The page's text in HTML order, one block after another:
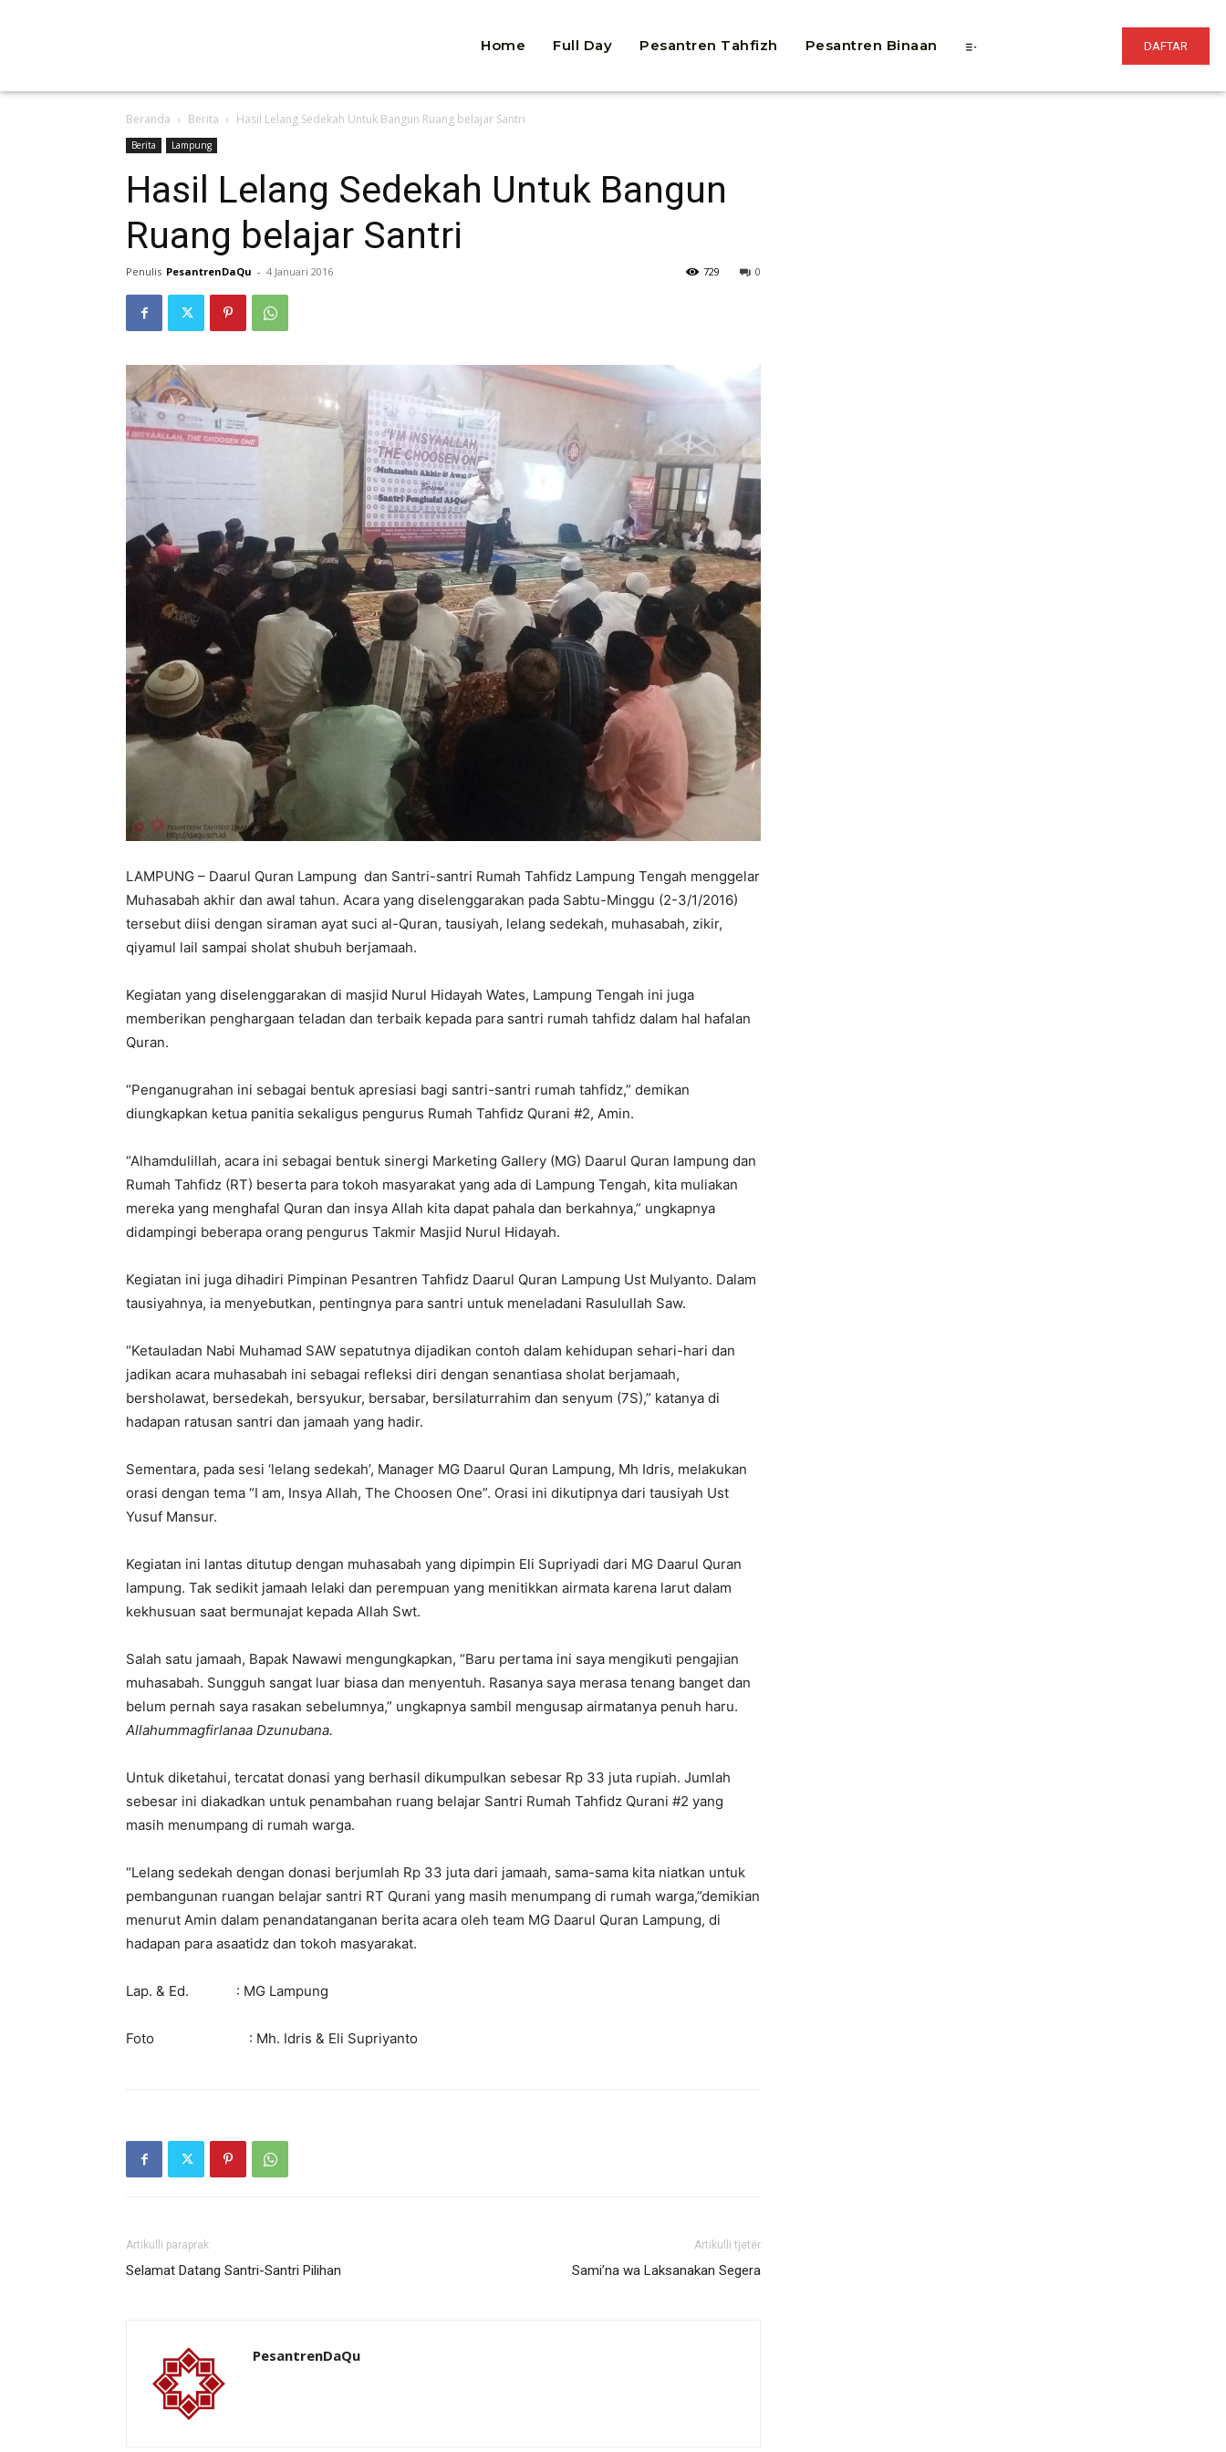
Home Full Day Pesantren Tahfizh Pesantren Binaan DAFTAR
Beranda Berita Hasil Lelang Sedekah Untuk Bangun Ruang belajar Santri
Berita Lampung
Hasil Lelang Sedekah Untuk Bangun
Ruang belajar Santri
Penulis PesantrenDaQu - 4 Januari 2016 0
729
LAMPUNG – Daarul Quran Lampung dan Santri-santri Rumah Tahfidz Lampung Tengah menggelar
Muhasabah akhir dan awal tahun. Acara yang diselenggarakan pada Sabtu-Minggu (2-3/1/2016)
tersebut diisi dengan siraman ayat suci al-Quran, tausiyah, lelang sedekah, muhasabah, zikir,
qiyamul lail sampai sholat shubuh berjamaah.
Kegiatan yang diselenggarakan di masjid Nurul Hidayah Wates, Lampung Tengah ini juga
memberikan penghargaan teladan dan terbaik kepada para santri rumah tahfidz dalam hal hafalan
Quran.
“Penganugrahan ini sebagai bentuk apresiasi bagi santri-santri rumah tahfidz,” demikan
diungkapkan ketua panitia sekaligus pengurus Rumah Tahfidz Qurani #2, Amin.
“Alhamdulillah, acara ini sebagai bentuk sinergi Marketing Gallery (MG) Daarul Quran lampung dan
Rumah Tahfidz (RT) beserta para tokoh masyarakat yang ada di Lampung Tengah, kita muliakan
mereka yang menghafal Quran dan insya Allah kita dapat pahala dan berkahnya,” ungkapnya
didampingi beberapa orang pengurus Takmir Masjid Nurul Hidayah.
Kegiatan ini juga dihadiri Pimpinan Pesantren Tahfidz Daarul Quran Lampung Ust Mulyanto. Dalam
tausiyahnya, ia menyebutkan, pentingnya para santri untuk meneladani Rasulullah Saw.
“Ketauladan Nabi Muhamad SAW sepatutnya dijadikan contoh dalam kehidupan sehari-hari dan
jadikan acara muhasabah ini sebagai refleksi diri dengan senantiasa sholat berjamaah,
bersholawat, bersedekah, bersyukur, bersabar, bersilaturrahim dan senyum (7S),” katanya di
hadapan ratusan santri dan jamaah yang hadir.
Sementara, pada sesi ‘lelang sedekah’, Manager MG Daarul Quran Lampung, Mh Idris, melakukan
orasi dengan tema “I am, Insya Allah, The Choosen One”. Orasi ini dikutipnya dari tausiyah Ust
Yusuf Mansur.
Kegiatan ini lantas ditutup dengan muhasabah yang dipimpin Eli Supriyadi dari MG Daarul Quran
lampung. Tak sedikit jamaah lelaki dan perempuan yang menitikkan airmata karena larut dalam
kekhusuan saat bermunajat kepada Allah Swt.
Salah satu jamaah, Bapak Nawawi mengungkapkan, “Baru pertama ini saya mengikuti pengajian
muhasabah. Sungguh sangat luar biasa dan menyentuh. Rasanya saya merasa tenang banget dan
belum pernah saya rasakan sebelumnya,” ungkapnya sambil mengusap airmatanya penuh haru.
Allahummagfirlanaa Dzunubana.
Untuk diketahui, tercatat donasi yang berhasil dikumpulkan sebesar Rp 33 juta rupiah. Jumlah
sebesar ini diakadkan untuk penambahan ruang belajar Santri Rumah Tahfidz Qurani #2 yang
masih menumpang di rumah warga.
“Lelang sedekah dengan donasi berjumlah Rp 33 juta dari jamaah, sama-sama kita niatkan untuk
pembangunan ruangan belajar santri RT Qurani yang masih menumpang di rumah warga,”demikian
menurut Amin dalam penandatanganan berita acara oleh team MG Daarul Quran Lampung, di
hadapan para asaatidz dan tokoh masyarakat.
Lap. & Ed. : MG Lampung
Foto : Mh. Idris & Eli Supriyanto
Artikulli paraprak
Selamat Datang Santri-Santri Pilihan
Artikulli tjetër
Sami’na wa Laksanakan Segera
PesantrenDaQu